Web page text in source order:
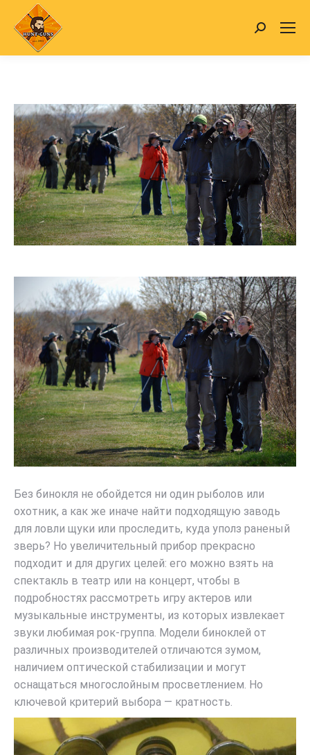
Search:
Без бинокля не обойдется ни один рыболов или
охотник, а как же иначе найти подходящую заводь
для ловли щуки или проследить, куда уполз раненый
зверь? Но увеличительный прибор прекрасно
подходит и для других целей: его можно взять на
спектакль в театр или на концерт, чтобы в
подробностях рассмотреть игру актеров или
музыкальные инструменты, из которых извлекает
звуки любимая рок-группа. Модели биноклей от
различных производителей отличаются зумом,
наличием оптической стабилизации и могут
оснащаться многослойным просветлением. Но
ключевой критерий выбора — кратность.